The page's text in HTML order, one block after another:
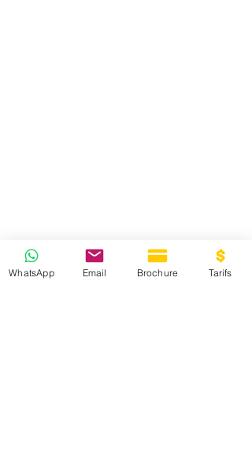
WhatsApp Email Brochure Tarifs